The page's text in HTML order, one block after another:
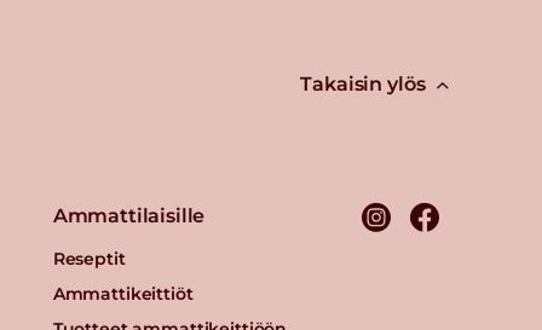
Takaisin ylös
Ammattilaisille
Reseptit
Ammattikeittiöt